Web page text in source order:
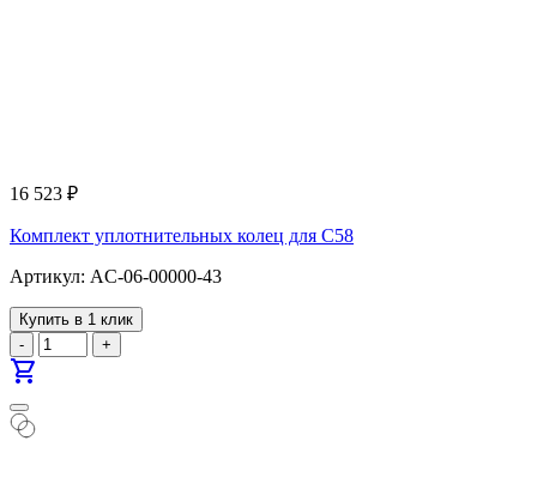
16 523 ₽
Комплект уплотнительных колец для С58
Артикул: AC-06-00000-43
Купить в 1 клик
-
+
shopping_cart